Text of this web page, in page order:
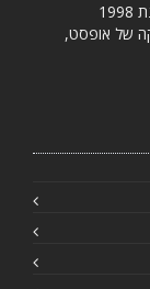
של אופסט,